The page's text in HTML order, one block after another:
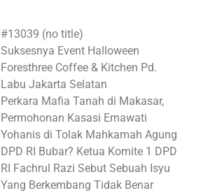
#13039 (no title)
Suksesnya Event Halloween
Foresthree Coffee & Kitchen Pd.
Labu Jakarta Selatan
Perkara Mafia Tanah di Makasar,
Permohonan Kasasi Ernawati
Yohanis di Tolak Mahkamah Agung
DPD RI Bubar? Ketua Komite 1 DPD
RI Fachrul Razi Sebut Sebuah Isyu
Yang Berkembang Tidak Benar